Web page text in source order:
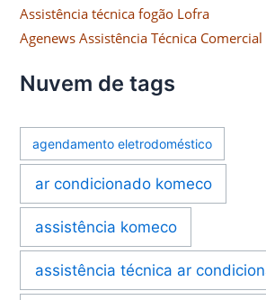
Assistência técnica fogão Lofra
Agenews Assistência Técnica
Nuvem de tags
agendamento eletrodoméstico
ar condicionado komeco
assistência komeco
assistência técnica ar